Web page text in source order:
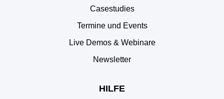
Casestudies
Termine und Events
Live Demos & Webinare
Newsletter
HILFE